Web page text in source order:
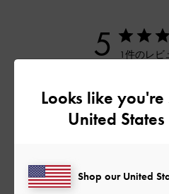
5 1件のレビ
4
3
1
Looks like
United
Shop our United